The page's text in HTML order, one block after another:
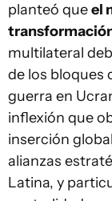
planteó queel
multilateral
de los bloques
guerra en
inflexión que
inserción
alianzas
Latina, y